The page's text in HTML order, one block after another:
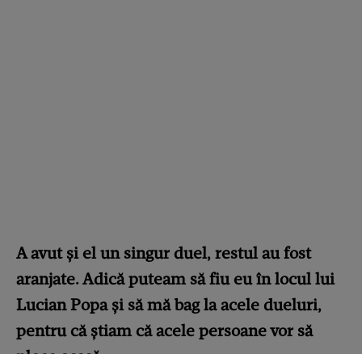
A avut și el un singur duel, restul au fost
aranjate. Adică puteam să fiu eu în locul lui
Lucian Popa și să mă bag la acele dueluri,
pentru că știam că acele persoane vor să